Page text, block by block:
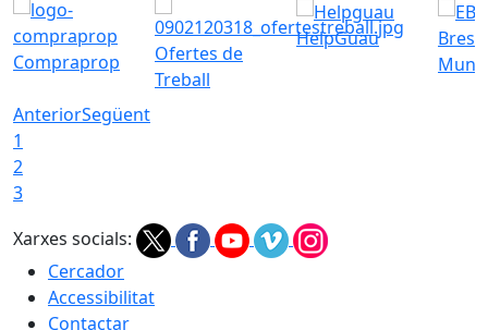
Compraprop
Ofertes de
Treball
HelpGuau
AnteriorSegüent
1
2
3
Xarxes socials:
Cercador
Accessibilitat
Contactar